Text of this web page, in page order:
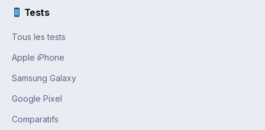
Tests
Tous les tests
Apple iPhone
Samsung Galaxy
Google Pixel
Comparatifs